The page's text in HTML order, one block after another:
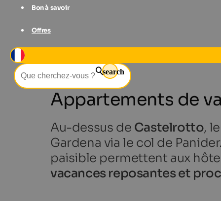
Bon à savoir
Offres
search
Appartements de
Au-dessus de Castelrotto,
Gardena via le col de
paisible permettent aux
vacances reposantes et